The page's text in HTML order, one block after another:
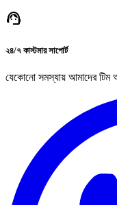
support_agent
২৪/৭ কাস্টমার সাপোর্ট
যেকোনো সমস্যায় আমাদের টিম